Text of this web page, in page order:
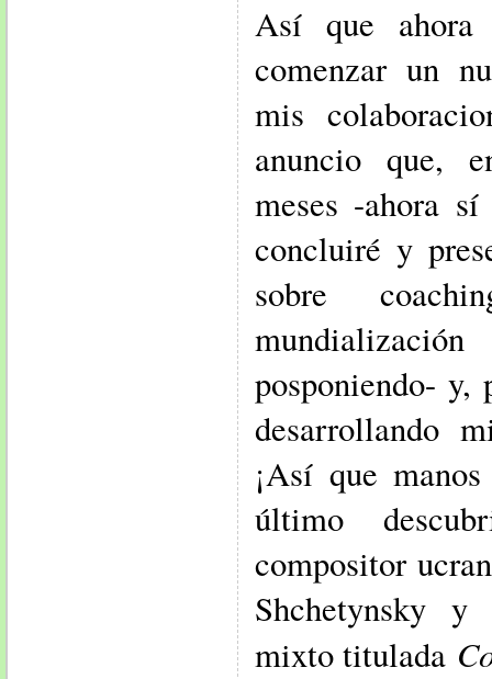
Así que
comenzar un
mis
anuncio que,
meses -ahora
concluiré y
sobre
posponiendo- y,
desarrollando
¡Así que
último
compositor
Shchetynsky
mixto titulada